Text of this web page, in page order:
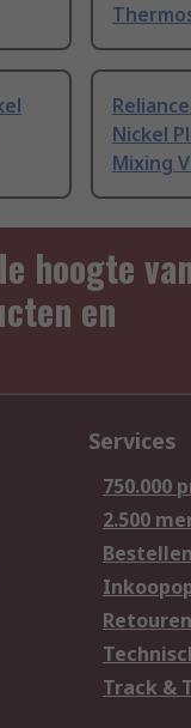
Nickel
Mixing
hoogte
en
Services
750.000
2.500
Bestellen
Retouren
Track &